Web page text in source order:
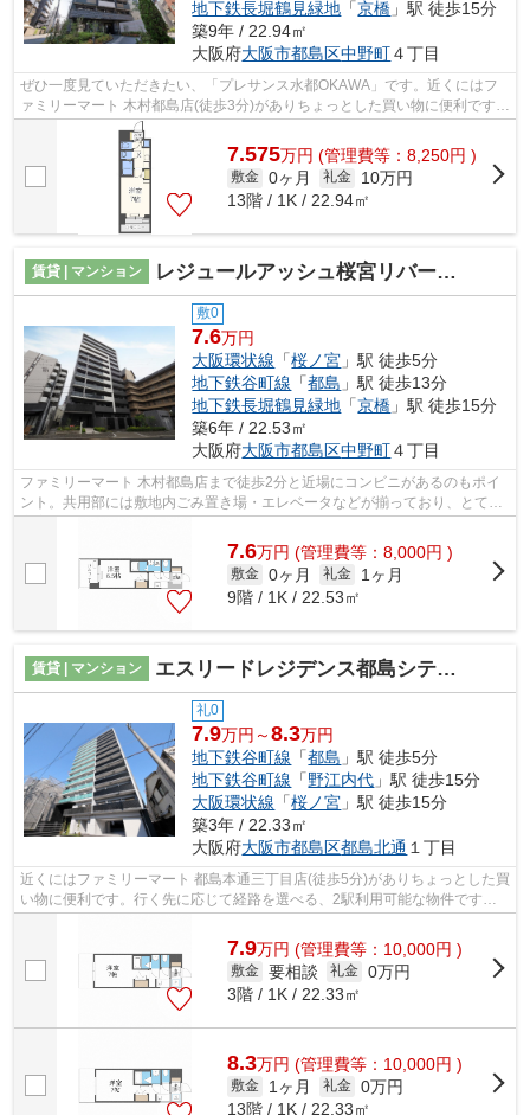
地下鉄長堀鶴見緑地 「京橋 」駅 徒歩15分
築9年 / 22.94㎡
大阪府大阪市都島区中野町４丁目
ぜひ一度見ていただきたい、「プレサンス水都OKAWA」です。近くにはフ
ァミリーマート 木村都島店(徒歩3分)がありちょっとした買い物に便利です。
共用部にはエレベータ・敷地内ごみ置き...
7.575万円 (管理費等：8,250円 )
敷金 0ヶ月 礼金
10万円
13階 / 1K / 22.94㎡
賃貸 | マンション レジュールアッシュ桜宮リバーコート
敷0
7.6万円
大阪環状線 「桜ノ宮 」駅 徒歩5分
地下鉄谷町線 「都島 」駅 徒歩13分
地下鉄長堀鶴見緑地 「京橋 」駅 徒歩15分
築6年 / 22.53㎡
大阪府大阪市都島区中野町４丁目
ファミリーマート 木村都島店まで徒歩2分と近場にコンビニがあるのもポイ
ント。共用部には敷地内ごみ置き場・エレベータなどが揃っており、とても
7.6万円 (管理費等：8,000円 )
敷金 0ヶ月 礼金
1ヶ月
9階 / 1K / 22.53㎡
賃貸 | マンション エスリードレジデンス都島シティフロント
礼0
7.9万円～8.3万円
地下鉄谷町線 「都島 」駅 徒歩5分
地下鉄谷町線 「野江内代 」駅 徒歩15分
大阪環状線 「桜ノ宮 」駅 徒歩15分
築3年 / 22.33㎡
大阪府大阪市都島区都島北通 １丁目
近くにはファミリーマート 都島本通三丁目店(徒歩5分)がありちょっとした買
い物に便利です。行く先に応じて経路を選べる、2駅利用可能な物件です。
7.9万円 (管理費等：10,000円 )
敷金 要相談 礼金 0万円
3階 / 1K / 22.33㎡
8.3万円 (管理費等：10,000円 )
敷金 1ヶ月 礼金 0万円
13階 / 1K / 22.33㎡